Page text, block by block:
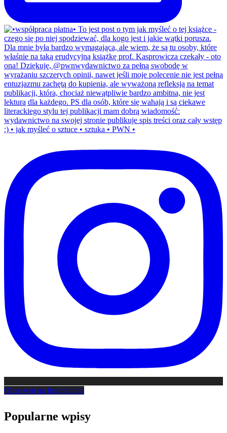
Obserwuj na Instagramie
Popularne wpisy